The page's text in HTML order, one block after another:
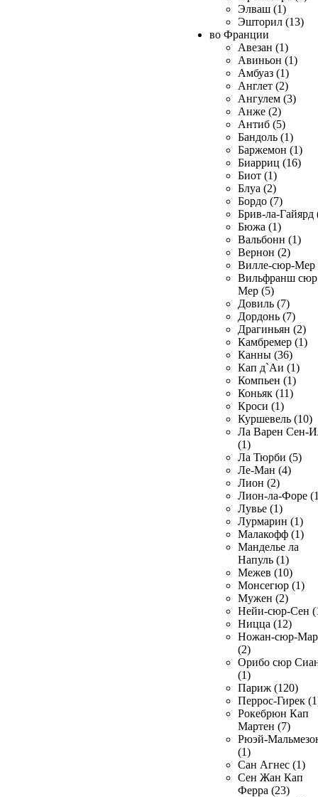
Элваш (1)
Эшторил (13)
во Франции
Авезан (1)
Авиньон (1)
Амбуаз (1)
Англет (2)
Ангулем (3)
Анже (2)
Антиб (5)
Бандоль (1)
Баржемон (1)
Биарриц (16)
Биот (1)
Блуа (2)
Бордо (7)
Брив-ла-Гайярд
Бюжа (1)
Вальбонн (1)
Вернон (2)
Вилле-сюр-Мер
Вильфранш сюр
Мер (5)
Довиль (7)
Дордонь (7)
Драгиньян (2)
Камбремер (1)
Канны (36)
Кап д`Аи (1)
Компьен (1)
Коньяк (11)
Кроси (1)
Куршевель (10)
Ла Варен Сен-
(1)
Ла Тюрби (5)
Ле-Ман (4)
Лион (2)
Лион-ла-Форе
Лувье (1)
Лурмарин (1)
Малакофф (1)
Манделье ла
Напуль (1)
Межев (10)
Монсегюр (1)
Мужен (2)
Нейи-сюр-Сен
Ницца (12)
Ножан-сюр-
(2)
Орибо сюр
(1)
Париж (120)
Перрос-Гирек
Рокебрюн Кап
Мартен (7)
Рюэй-
(1)
Сан Агнес (1)
Сен Жан Кап
Ферра (23)